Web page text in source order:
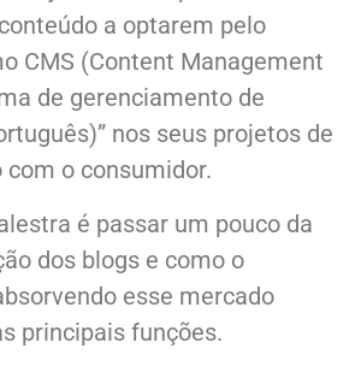
a optarem pelo
CMS (Content Management
de gerenciamento de
nos seus projetos de
o consumidor.
é passar um pouco da
dos blogs e como o
esse mercado
principais funções.